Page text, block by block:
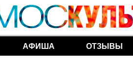
Перейти
АФИША ОТЗЫВЫ